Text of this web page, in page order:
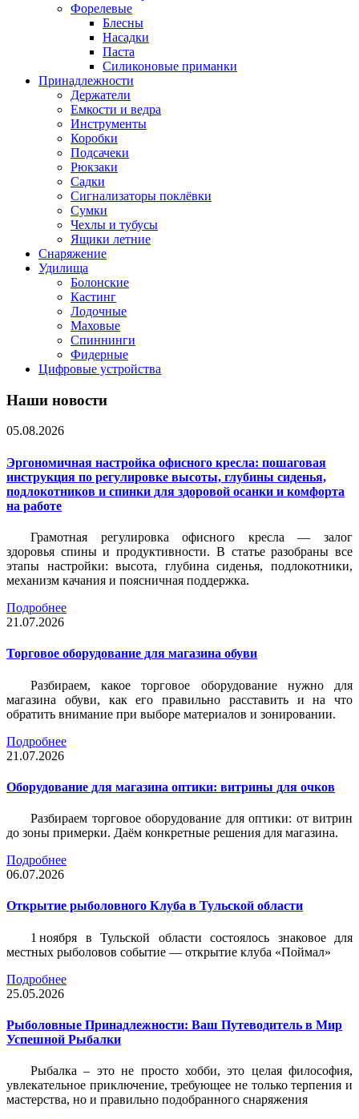
Форелевые
Блесны
Насадки
Паста
Силиконовые приманки
Принадлежности
Держатели
Емкости и ведра
Инструменты
Коробки
Подсачеки
Рюкзаки
Садки
Сигнализаторы поклёвки
Сумки
Чехлы и тубусы
Ящики летние
Снаряжение
Удилища
Болонские
Кастинг
Лодочные
Маховые
Спиннинги
Фидерные
Цифровые устройства
Наши новости
05.08.2026
Эргономичная настройка офисного кресла: пошаговая
инструкция по регулировке высоты, глубины сиденья,
подлокотников и спинки для здоровой осанки и комфорта
на работе
Грамотная регулировка офисного кресла — залог
здоровья спины и продуктивности. В статье разобраны все
этапы настройки: высота, глубина сиденья, подлокотники,
механизм качания и поясничная поддержка.
Подробнее
21.07.2026
Торговое оборудование для магазина обуви
Разбираем, какое торговое оборудование нужно для
магазина обуви, как его правильно расставить и на что
обратить внимание при выборе материалов и зонировании.
Подробнее
21.07.2026
Оборудование для магазина оптики: витрины для очков
Разбираем торговое оборудование для оптики: от витрин
до зоны примерки. Даём конкретные решения для магазина.
Подробнее
06.07.2026
Открытие рыболовного Клуба в Тульской области
1 ноября в Тульской области состоялось знаковое для
местных рыболовов событие — открытие клуба «Поймал»
Подробнее
25.05.2026
Рыболовные Принадлежности: Ваш Путеводитель в Мир
Успешной Рыбалки
Рыбалка – это не просто хобби, это целая философия,
увлекательное приключение, требующее не только терпения и
мастерства, но и правильно подобранного снаряжения